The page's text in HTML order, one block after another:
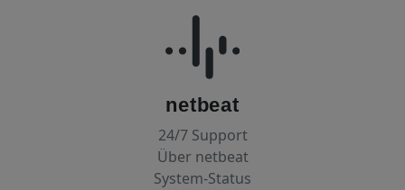
netbeat
24/7 Support
Über netbeat
System-Status